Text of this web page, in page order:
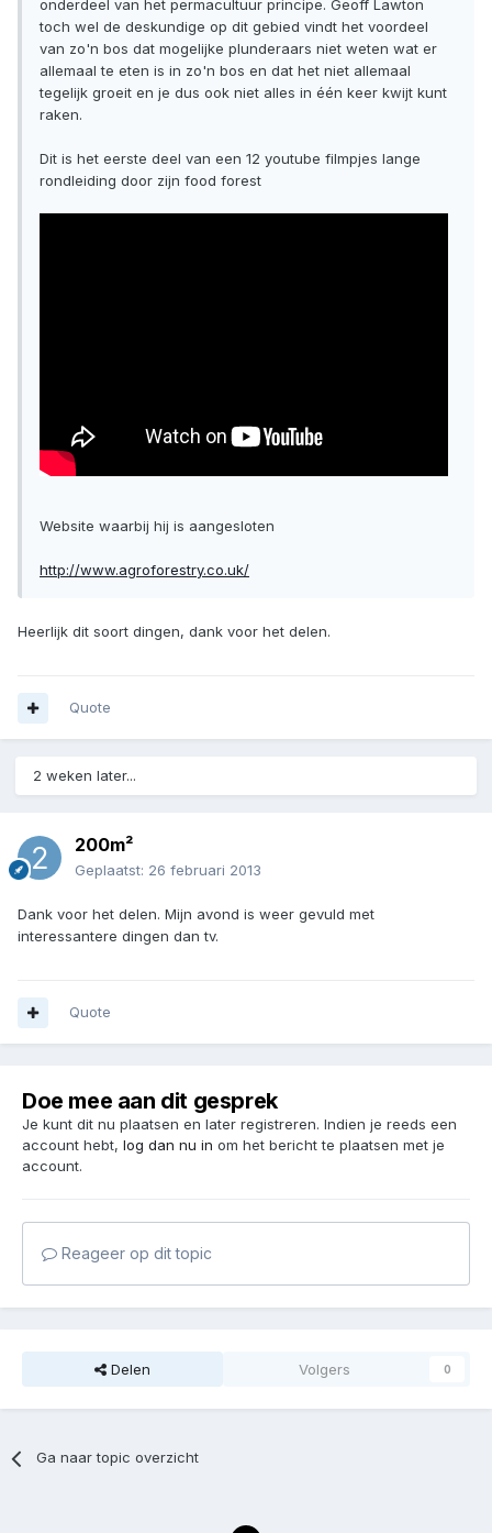
onderdeel van het permacultuur principe. Geoff Lawton
toch wel de deskundige op dit gebied vindt het voordeel
van zo'n bos dat mogelijke plunderaars niet weten wat er
allemaal te eten is in zo'n bos en dat het niet allemaal
tegelijk groeit en je dus ook niet alles in één keer kwijt kunt
raken.
Dit is het eerste deel van een 12 youtube filmpjes lange
rondleiding door zijn food forest
Website waarbij hij is aangesloten
http://www.agroforestry.co.uk/
Heerlijk dit soort dingen, dank voor het delen.
Quote
2 weken later...
200m²
Geplaatst: 26 februari 2013
Dank voor het delen. Mijn avond is weer gevuld met
interessantere dingen dan tv.
Quote
Doe mee aan dit gesprek
Je kunt dit nu plaatsen en later registreren. Indien je reeds een
account hebt, log dan nu in om het bericht te plaatsen met je
account.
Reageer op dit topic
Delen Volgers 0
Ga naar topic overzicht